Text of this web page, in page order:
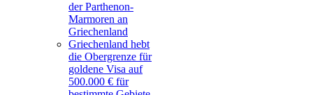
der Parthenon-
Marmoren an
Griechenland
Griechenland hebt
die Obergrenze für
goldene Visa auf
500.000 € für